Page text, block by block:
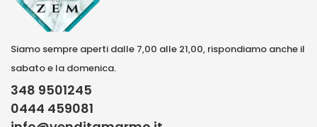
Siamo sempre aperti dalle 7,00 alle 21,00, rispondiamo anche il
sabato e la domenica.
348 9501245
0444 459081